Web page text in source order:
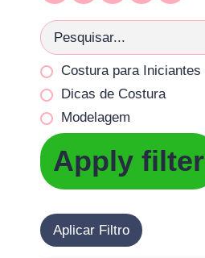
Costura para Iniciantes
Dicas de Costura
Modelagem
Apply filter
Aplicar Filtro